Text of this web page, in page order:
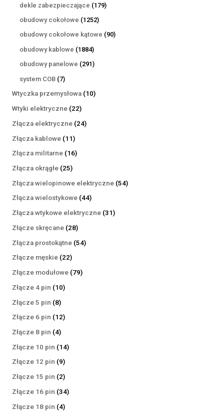
produktów
dekle zabezpieczające 179179
obudowy cokołowe 12521252
produkty
obudowy cokołowe kątowe 9090
obudowy kablowe 18841884
produkty
obudowy panelowe 291291
system COB 77
produktów
Wtyczka przemysłowa 1010
Wtyki elektryczne 2222
produkty
Złącza elektryczne 2424
Złącza kablowe 1111
produktów
Złącza militarne 1616
Złącza okrągłe 2525
produktów
Złącza wielopinowe elektryczne 5454
Złącza wielostykowe 4444
produkty
Złącza wtykowe elektryczne 3131
Złącze skręcane 2828
produktów
Złącza prostokątne 5454
Złącze męskie 2222
produkty
Złącze modułowe 7979
Złącze 4 pin 1010
Złącze 5 pin 88
produktów
Złącze 6 pin 1212
Złącze 8 pin 44
produkty
Złącze 10 pin 1414
Złącze 12 pin 99
produktów
Złącze 15 pin 22
produkty
Złącze 16 pin 3434
Złącze 18 pin 44